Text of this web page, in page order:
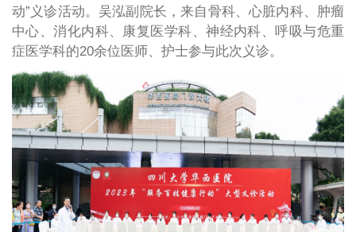
动”义诊活动。吴泓副院长，来自骨科、心脏内科、肿瘤
中心、消化内科、康复医学科、神经内科、呼吸与危重
症医学科的20余位医师、护士参与此次义诊。